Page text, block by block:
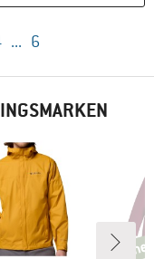
... 6
neu